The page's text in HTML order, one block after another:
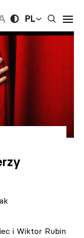
PL
i Wiktor Rubin